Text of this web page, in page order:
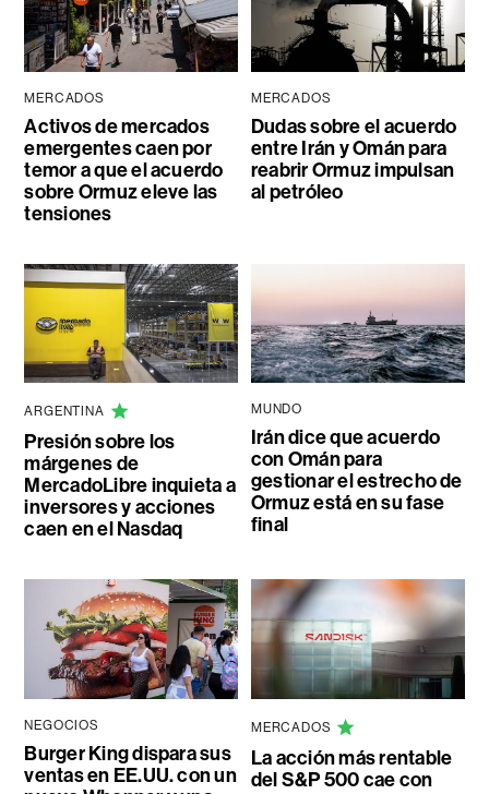
MERCADOS
Activos de mercados
emergentes caen por
temor a que el acuerdo
sobre Ormuz eleve las
tensiones
MERCADOS
Dudas sobre el acuerdo
entre Irán y Omán para
reabrir Ormuz impulsan
al petróleo
ARGENTINA
Presión sobre los
márgenes de
MercadoLibre inquieta a
inversores y acciones
caen en el Nasdaq
MUNDO
Irán dice que acuerdo
con Omán para
gestionar el estrecho de
Ormuz está en su fase
final
NEGOCIOS
Burger King dispara sus
ventas en EE.UU. con un
MERCADOS
La acción más rentable
del S&P 500 cae con